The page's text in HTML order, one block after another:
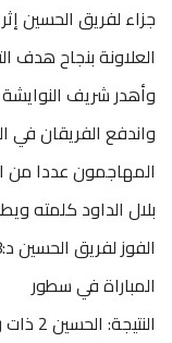
جزاء لفريق الحسين
العلاونة بنجاح هدف
وأهدر شريف
واندفع الفريقان في
المهاجمون عددا من
بلال الداود كلمته
الفوز لفريق الحسين د:88.
المباراة في سطور
النتيجة: الحسين 2 ذات راس 1